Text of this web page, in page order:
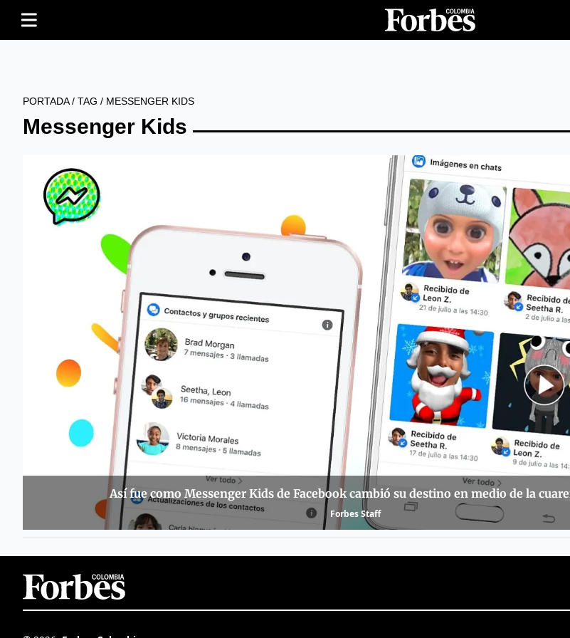
PORTADA/ TAG / MESSENGER KIDS
Messenger Kids
Así fue como Messenger Kids de Facebook cambió su destino en medio de la
Forbes Staff